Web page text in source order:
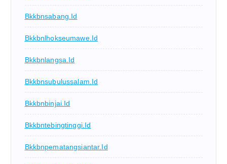
Bkkbnsabang.id
Bkkbnlhokseumawe.id
Bkkbnlangsa.id
Bkkbnsubulussalam.id
Bkkbnbinjai.id
Bkkbntebingtinggi.id
Bkkbnpematangsiantar.id